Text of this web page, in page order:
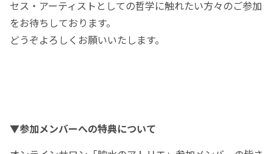
セス・アーティストとしての哲学に触れたい方々のご参加
をお待ちしております。
どうぞよろしくお願いいたします。
▼参加メンバーへの特典について